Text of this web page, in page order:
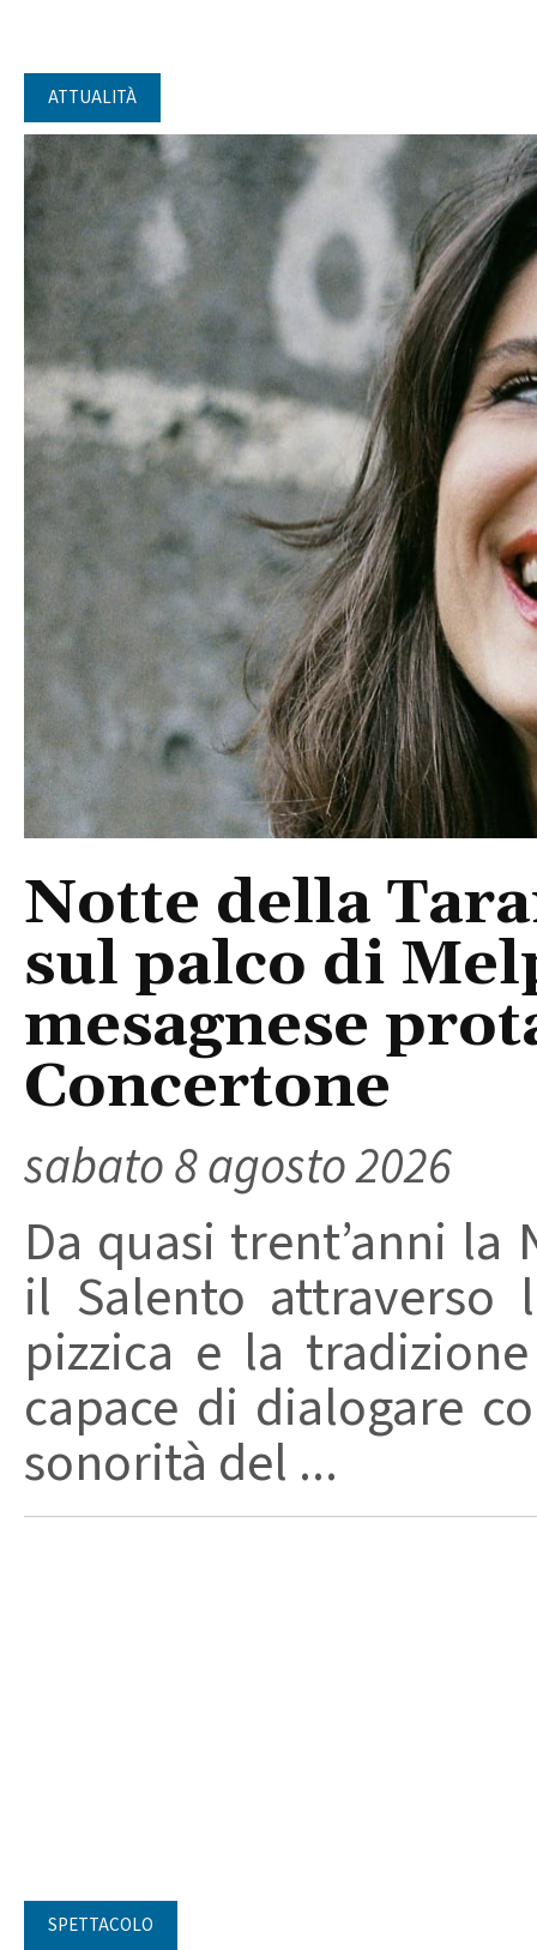
ATTUALITÀ
Notte della
sul palco di
mesagnese
Concertone
sabato 8 agosto 2026
Da quasi trent’anni
il Salento attraverso
pizzica e la
capace di dialogare
sonorità del ...
SPETTACOLO